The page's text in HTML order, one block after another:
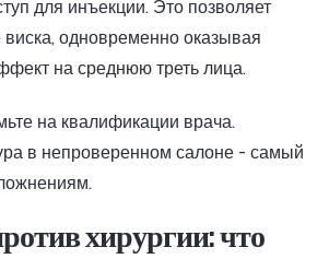
для инъекции. Это позволяет
виска, одновременно оказывая
на среднюю треть лица.
на квалификации врача.
в непроверенном салоне - самый
хирургии: что